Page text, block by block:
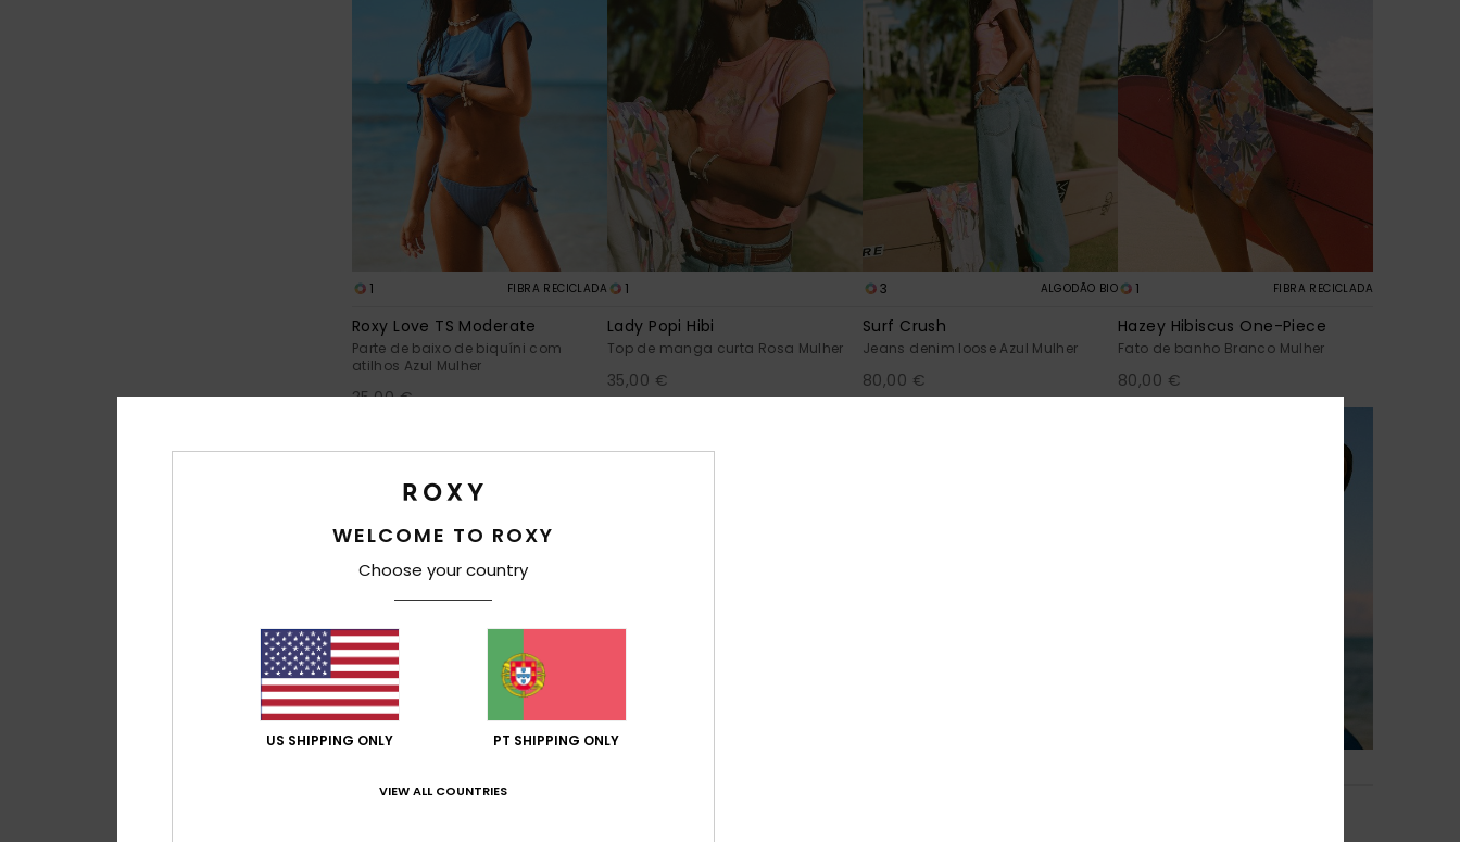
1 FIBRA RECICLADA
Roxy Love TS Moderate
Parte de baixo de biquíni com
atilhos Azul Mulher
35,00 €
1
Lady Popi Hibi
Top de manga curta Rosa Mulher
35,00 €
3 ALGODÃO BIO
Surf Crush
Jeans denim loose Azul Mulher
80,00 €
1 FIBRA RECICLADA
Hazey Hibiscus One-Piece
Fato de banho Branco Mulher
80,00 €
WELCOME TO ROXY
Choose your country
US SHIPPING ONLY PT SHIPPING ONLY
VIEW ALL COUNTRIES